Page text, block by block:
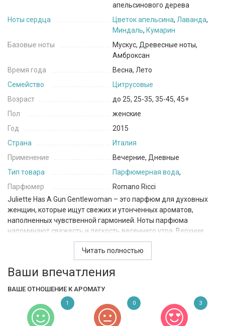
апельсинового дерева
Ноты сердца
Цветок апельсина, Лаванда,
Миндаль, Кумарин
Базовые ноты
Мускус, Древесные ноты,
Амброксан
Время года
Весна, Лето
Семейство
Цитрусовые
Возраст
до 25, 25-35, 35-45, 45+
Пол
женские
Год
2015
Страна
Италия
Применение
Вечерние, Дневные
Тип товара
Парфюмерная вода,
Парфюмер
Romano Ricci
Juliette Has A Gun Gentlewoman – это парфюм для духовных
женщин, которые ищут свежих и утонченных ароматов,
наполненных чувственной гармонией. Ноты парфюма
напоминают свежесть и легкость весеннего утра. Верхние
ноты бергамота, листьев апельсинового дерева и нероли
дарят уникальный цитрусовый аромат с бодрящим эффектом.
Ноты сердца – миндаль, цветок апельсина, кумарин и
свежеиспеченные пироги. Миндальный аромат особенно
теплый и мягкий, парфюм Gentlewoman напоминает о
домашнем уюте и передает ощущение уютной обстановки.
Читать полностью
Ваши впечатления
ВАШЕ ОТНОШЕНИЕ К АРОМАТУ
1 0 3